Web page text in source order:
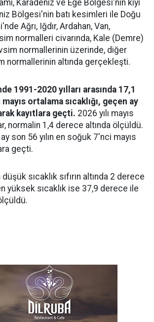
Karadeniz ve Ege Bölgesi'nin kıyı
Bölgesi'nin batı kesimleri ile Doğu
Ağrı, Iğdır, Ardahan, Van,
normalleri civarında, Kale (Demre)
normallerinin üzerinde, diğer
normallerinin altında gerçekleşti.
1991-2020 yılları arasında 17,1
ortalama sıcaklığı, geçen ay
kayıtlara geçti. 2026 yılı mayıs
normalin 1,4 derece altında ölçüldü.
son 56 yılın en soğuk 7'nci mayıs
geçti.
düşük sıcaklık sıfırın altında 2 derece
yüksek sıcaklık ise 37,9 derece ile